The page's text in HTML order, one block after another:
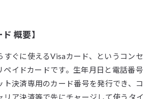
概要】
すぐに使えるVisaカード、というコンセ
ペイドカードです。生年月日と電話番号
ト決済専用のカード番号を発行でき、コ
リア決済等で先にチャージして使うタイ